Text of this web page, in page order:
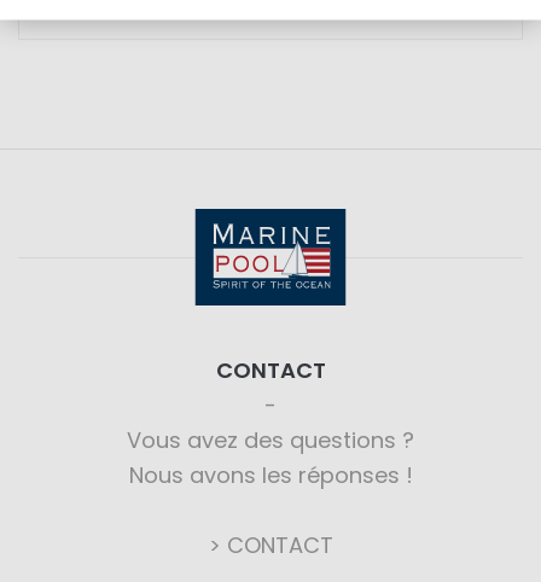
CONTACT
Vous avez des questions ?
Nous avons les réponses !
> CONTACT